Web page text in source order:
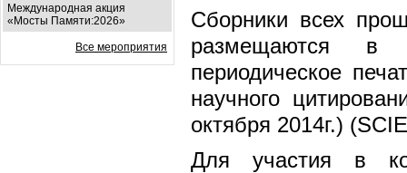
Международная акция
«Мосты Памяти:2026»
Все мероприятия
Сборники всех
размещаются в
периодическое
научного
октября 2014г.)
Для участия в